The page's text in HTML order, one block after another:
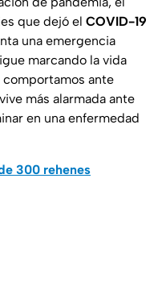
que dejó el COVID-19
una emergencia
marcando la vida
comportamos ante
más alarmada ante
en una enfermedad
300 rehenes